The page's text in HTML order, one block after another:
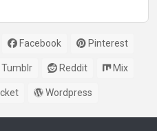
Facebook Pinterest
Tumblr Reddit Mix
Wordpress